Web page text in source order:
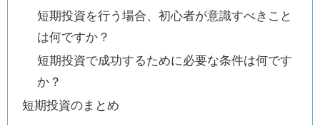
短期投資を行う場合、初心者が意識すべきこと
は何ですか？
短期投資で成功するために必要な条件は何です
か？
短期投資のまとめ